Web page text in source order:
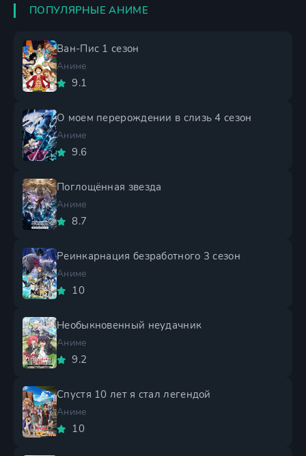
ПОПУЛЯРНЫЕ АНИМЕ
Ван-Пис 1 сезон
Аниме
9.1
О моем перерождении в слизь 4 сезон
Аниме
9.6
Поглощённая звезда
Аниме
8.7
Реинкарнация безработного 3 сезон
Аниме
10
Необыкновенный неудачник
Аниме
9.2
Спустя 10 лет я стал легендой
Аниме
10